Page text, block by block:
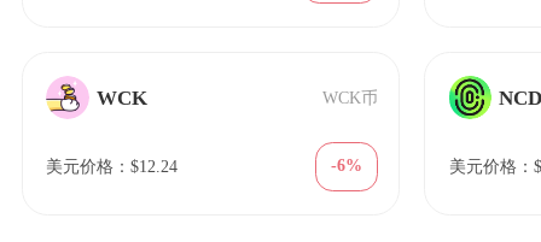
WCK WCK币
美元价格：$12.24 -6% 美元价格：